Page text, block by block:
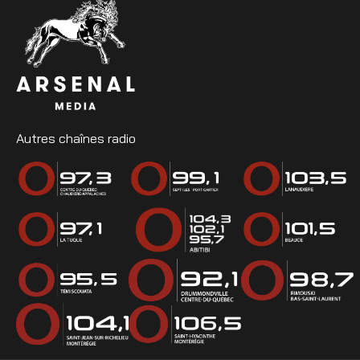
Autres chaînes radio